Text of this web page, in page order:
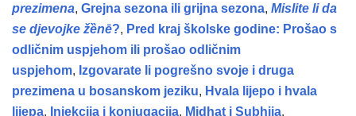
prezimena, Grejna sezona ili grijna sezona, Mislite li da
se djevojke žȅnē?, Pred kraj školske godine: Prošao s
odličnim uspjehom ili prošao odličnim
uspjehom, Izgovarate li pogrešno svoje i druga
prezimena u bosanskom jeziku, Hvala lijepo i hvala
lijepa, Injekcija i konjugacija, Midhat i Subhija.